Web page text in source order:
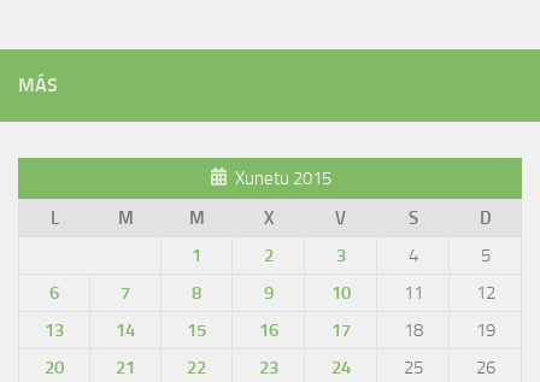
MÁS
Xunetu 2015
L
M M X V S
D
1
2 3 4
5
6
7 8 9 10 11
12
13
14 15 16 17 18
19
20
21 22 23 24 25
26